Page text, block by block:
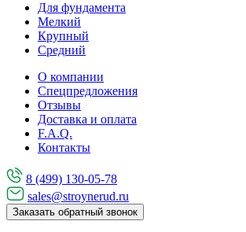
Для фундамента
Мелкий
Крупный
Средний
О компании
Спецпредложения
Отзывы
Доставка и оплата
F.A.Q.
Контакты
8 (499) 130-05-78
sales@stroynerud.ru
Заказать обратный звонок